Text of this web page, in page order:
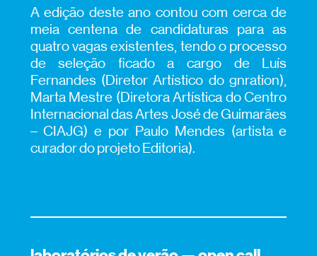
A edição deste ano contou com cerca de
meia centena de candidaturas para as
quatro vagas existentes, tendo o processo
de seleção ficado a cargo de Luís
Fernandes (Diretor Artístico do gnration),
Marta Mestre (Diretora Artística do Centro
Internacional das Artes José de Guimarães
– CIAJG) e por Paulo Mendes (artista e
curador do projeto Editoria).